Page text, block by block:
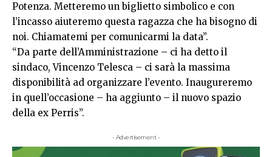
Potenza. Metteremo un biglietto simbolico e con
l’incasso aiuteremo questa ragazza che ha bisogno di
noi. Chiamatemi per comunicarmi la data”.
“Da parte dell’Amministrazione – ci ha detto il
sindaco, Vincenzo Telesca – ci sarà la massima
disponibilità ad organizzare l’evento. Inaugureremo
in quell’occasione – ha aggiunto – il nuovo spazio
della ex Perris”.
- Advertisement -